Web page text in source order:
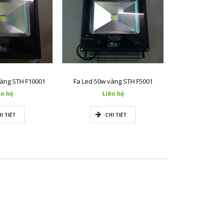
STH F10001
hệ
TIẾT
Fa Led 50w vàng STH F5001
Liên hệ
CHI TIẾT